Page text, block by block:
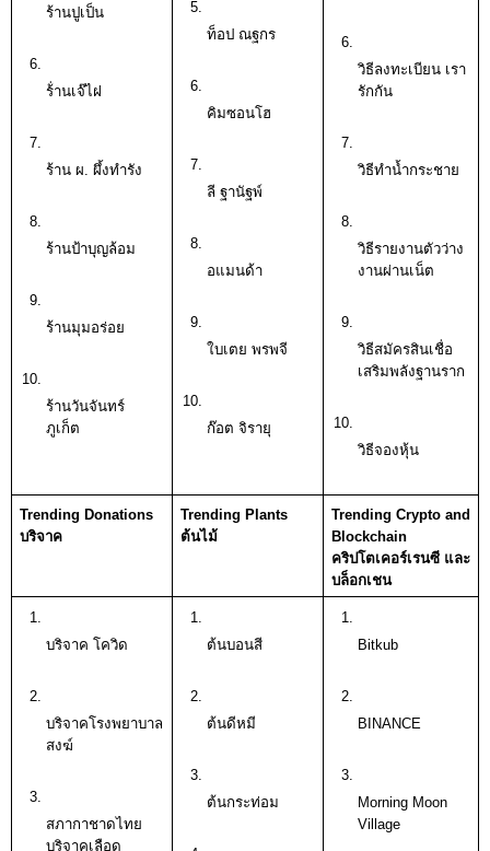
ร้านปูเป็น
ร้่านเจ๊ไฝ
ร้าน ผ. ผึ้งทำรัง
ร้านป้าบุญล้อม
ร้านมุมอร่อย
ร้านวันจันทร์
ภูเก็ต
ท็อป ณฐกร
คิมซอนโฮ
ลี ฐานัฐพ์
อแมนด้า
ใบเตย พรพจี
ก๊อต จิรายุ
วิธีลงทะเบียน เรา
รักกัน
วิธีทำน้ำกระชาย
วิธีรายงานตัวว่าง
งานผ่านเน็ต
วิธีสมัครสินเชื่อ
เสริมพลังฐานราก
วิธีจองหุ้น
Trending Donations
บริจาค
Trending Plants
ต้นไม้
Trending Crypto and
Blockchain
คริปโตเคอร์เรนซี และ
บล็อกเชน
บริจาค โควิด
บริจาคโรงพยาบาล
สงฆ์
สภากาชาดไทย
บริจาคเลือด
ต้นบอนสี
ต้นดีหมี
ต้นกระท่อม
Bitkub
BINANCE
Morning Moon
Village